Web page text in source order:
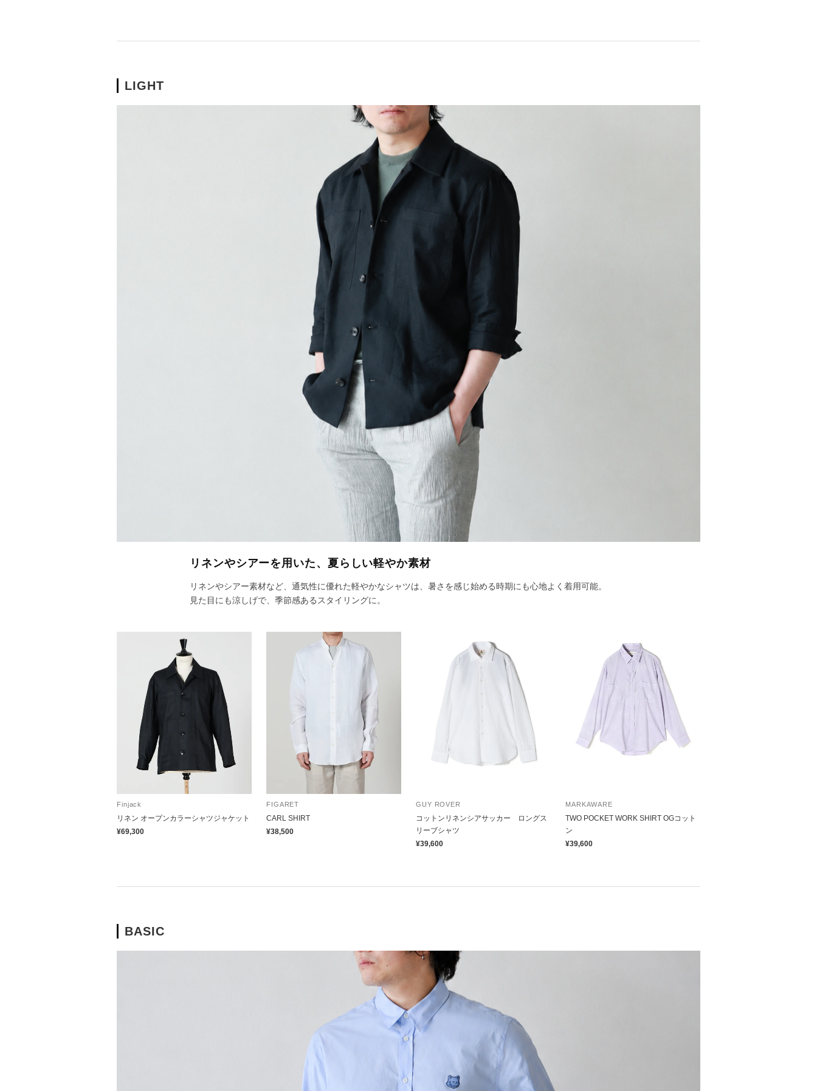
LIGHT
リネンやシアーを用いた、夏らしい軽やか素材
リネンやシアー素材など、通気性に優れた軽やかなシャツは、暑さを感じ始める時期にも心地よく着用可能。
見た目にも涼しげで、季節感あるスタイリングに。
Finjack
リネン オープンカラーシャツジャケット
¥69,300
FIGARET
CARL SHIRT
¥38,500
GUY ROVER
コットンリネンシアサッカー ロングス
リーブシャツ
¥39,600
MARKAWARE
TWO POCKET WORK SHIRT OGコット
ン
¥39,600
BASIC